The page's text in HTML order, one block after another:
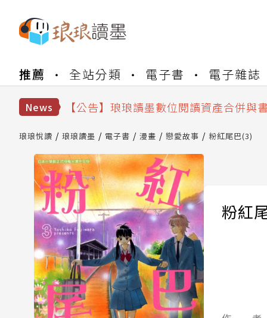
推薦 全站分類 電子書 電子雜誌
News
【公告】琅琅書店服務升級重要說明及
【公告】因 Readmoo 讀墨系統維護中
【公告】琅琅讀墨數位閱讀資產合併與
【公告】琅琅讀墨書櫃開通常見問題
【公告】琅琅讀墨 3 分鐘完成書櫃開通
【公告】琅琅書店服務升級重要說明及
【公告】因 Readmoo 讀墨系統維護中
琅琅悅讀 琅琅讀墨 電子書 漫畫 戀愛故事 粉紅尾巴(3)
粉紅